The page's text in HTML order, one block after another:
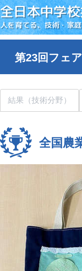
全日本中学
人を育てる、技術・家
第23回フェ
結果（技術分野）
全国農